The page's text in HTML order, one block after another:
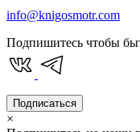
info@knigosmotr.com
Подпишитесь чтобы
Подписаться
×